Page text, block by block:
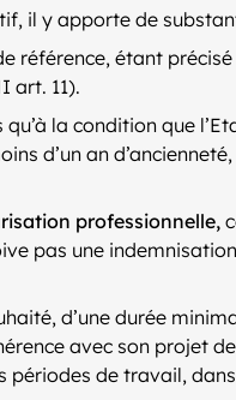
il y apporte de
référence, étant
art. 11).
la condition que
d’un an
professionnelle,
pas une
d’une durée
avec son projet
de travail,